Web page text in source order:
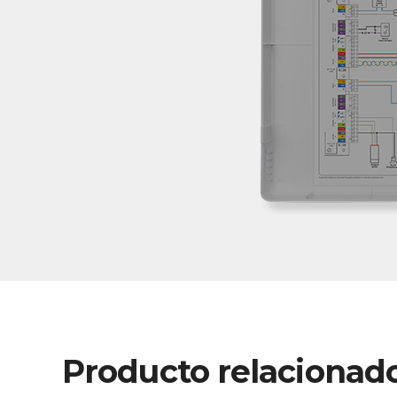
Producto